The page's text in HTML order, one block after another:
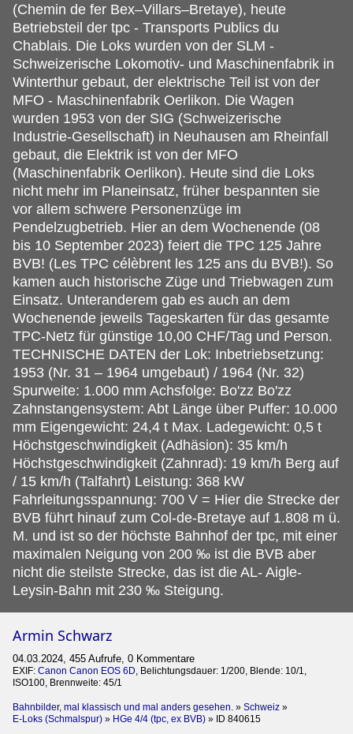
(Chemin de fer Bex–Villars–Bretaye), heute
Betriebsteil der tpc - Transports Publics du
Chablais. Die Loks wurden von der SLM -
Schweizerische Lokomotiv- und Maschinenfabrik in
Winterthur gebaut, der elektrische Teil ist von der
MFO - Maschinenfabrik Oerlikon. Die Wagen
wurden 1953 von der SIG (Schweizerische
Industrie-Gesellschaft) in Neuhausen am Rheinfall
gebaut, die Elektrik ist von der MFO
(Maschinenfabrik Oerlikon). Heute sind die Loks
nicht mehr im Planeinsatz, früher bespannten sie
vor allem schwere Personenzüge im
Pendelzugbetrieb. Hier an dem Wochenende (08
bis 10 September 2023) feiert die TPC 125 Jahre
BVB! (Les TPC célèbrent les 125 ans du BVB!). So
kamen auch historische Züge und Triebwagen zum
Einsatz. Unteranderem gab es auch an dem
Wochenende jeweils Tageskarten für das gesamte
TPC-Netz für günstige 10,00 CHF/Tag und Person.
TECHNISCHE DATEN der Lok: Inbetriebsetzung:
1953 (Nr. 31 – 1964 umgebaut) / 1964 (Nr. 32)
Spurweite: 1.000 mm Achsfolge: Bo'zz Bo'zz
Zahnstangensystem: Abt Länge über Puffer: 10.000
mm Eigengewicht: 24,4 t Max. Ladegewicht: 0,5 t
Höchstgeschwindigkeit (Adhäsion): 35 km/h
Höchstgeschwindigkeit (Zahnrad): 19 km/h Berg auf
/ 15 km/h (Talfahrt) Leistung: 368 kW
Fahrleitungsspannung: 700 V = Hier die Strecke der
BVB führt hinauf zum Col-de-Bretaye auf 1.808 m ü.
M. und ist so der höchste Bahnhof der tpc, mit einer
maximalen Neigung von 200 ‰ ist die BVB aber
nicht die steilste Strecke, das ist die AL- Aigle-
Leysin-Bahn mit 230 ‰ Steigung.
Armin Schwarz
04.03.2024, 455 Aufrufe, 0 Kommentare
EXIF: Canon Canon EOS 6D , Belichtungsdauer: 1/200, Blende: 10/1,
ISO100, Brennweite: 45/1
Bahnbilder, mal klassisch und mal anders gesehen. » Schweiz »
E-Loks (Schmalspur) » HGe 4/4 (tpc, ex BVB) » ID 840615